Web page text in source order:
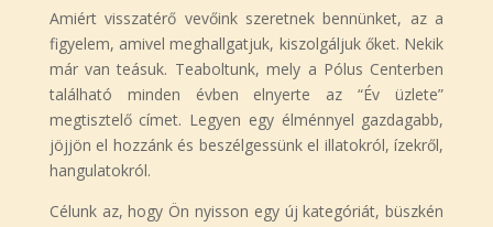
Amiért visszatérő vevőink szeretnek bennünket, az a
figyelem, amivel meghallgatjuk, kiszolgáljuk őket. Nekik
már van teásuk. Teaboltunk, mely a Pólus Centerben
található minden évben elnyerte az “Év üzlete”
megtisztelő címet. Legyen egy élménnyel gazdagabb,
jöjjön el hozzánk és beszélgessünk el illatokról, ízekről,
hangulatokról.
Célunk az, hogy Ön nyisson egy új kategóriát, büszkén